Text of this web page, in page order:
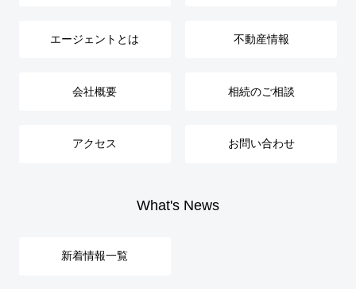
エージェントとは 不動産情報
会社概要 相続のご相談
アクセス お問い合わせ
What's News
新着情報一覧